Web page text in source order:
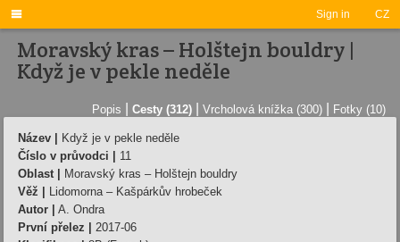
Sign in CZ

Moravský kras – Holštejn bouldry |
Když je v pekle neděle
Popis Cesty (312) Vrcholová knížka (300) Fotky (10)
Název |
Když je v pekle neděle
Číslo v průvodci |
11
Oblast |
Moravský kras – Holštejn bouldry
Věž |
Lidomorna – Kašpárkův hrobeček
Autor |
A. Ondra
První přelez |
2017-06